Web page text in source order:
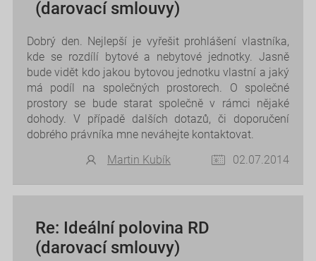
(darovací smlouvy)
Dobrý den. Nejlepší je vyřešit prohlášení vlastníka,
kde se rozdílí bytové a nebytové jednotky. Jasně
bude vidět kdo jakou bytovou jednotku vlastní a jaký
má podíl na společných prostorech. O společné
prostory se bude starat společně v rámci nějaké
dohody. V případě dalších dotazů, či doporučení
dobrého právníka mne neváhejte kontaktovat.
Martin Kubík
02.07.2014
Re: Ideální polovina RD
(darovací smlouvy)